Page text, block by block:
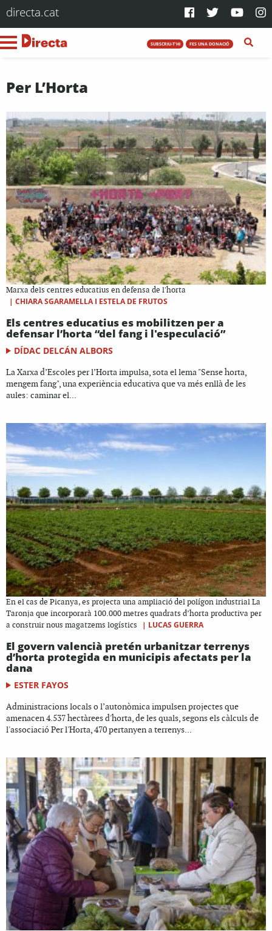
directa.cat
SUBSCRIU-T'HI FES UNA DONACIÓ
Per L’Horta
Marxa dels centres educatius en defensa de l'horta
| CHIARA SGARAMELLA I ESTELA DE FRUTOS
Els centres educatius es mobilitzen per a
defensar l’horta “del fang i l'especulació”
DÍDAC DELCÁN ALBORS
La Xarxa d’Escoles per l’Horta impulsa, sota el lema "Sense horta,
mengem fang", una experiència educativa que va més enllà de les
aules: caminar el...
En el cas de Picanya, es projecta una ampliació del polígon industrial La
Taronja que incorporarà 100.000 metres quadrats d’horta productiva per
a construir nous magatzems logístics
| LUCAS GUERRA
El govern valencià pretén urbanitzar terrenys
d’horta protegida en municipis afectats per la
dana
ESTER FAYOS
Administracions locals o l’autonòmica impulsen projectes que
amenacen 4.537 hectàrees d'horta, de les quals, segons els càlculs de
l'associació Per l'Horta, 470 pertanyen a terrenys...